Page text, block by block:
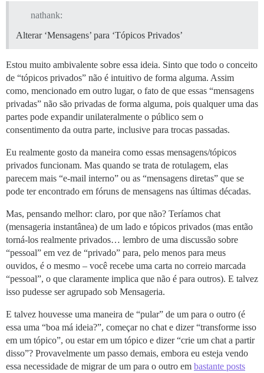
nathank:
Alterar ‘Mensagens’ para ‘Tópicos Privados’
Estou muito ambivalente sobre essa ideia. Sinto que todo o conceito
de “tópicos privados” não é intuitivo de forma alguma. Assim
como, mencionado em outro lugar, o fato de que essas “mensagens
privadas” não são privadas de forma alguma, pois qualquer uma das
partes pode expandir unilateralmente o público sem o
consentimento da outra parte, inclusive para trocas passadas.
Eu realmente gosto da maneira como essas mensagens/tópicos
privados funcionam. Mas quando se trata de rotulagem, elas
parecem mais “e-mail interno” ou as “mensagens diretas” que se
pode ter encontrado em fóruns de mensagens nas últimas décadas.
Mas, pensando melhor: claro, por que não? Teríamos chat
(mensageria instantânea) de um lado e tópicos privados (mas então
torná-los realmente privados… lembro de uma discussão sobre
“pessoal” em vez de “privado” para, pelo menos para meus
ouvidos, é o mesmo – você recebe uma carta no correio marcada
“pessoal”, o que claramente implica que não é para outros). E talvez
isso pudesse ser agrupado sob Mensageria.
E talvez houvesse uma maneira de “pular” de um para o outro (é
essa uma “boa má ideia?”, começar no chat e dizer “transforme isso
em um tópico”, ou estar em um tópico e dizer “crie um chat a partir
disso”? Provavelmente um passo demais, embora eu esteja vendo
essa necessidade de migrar de um para o outro em bastante posts